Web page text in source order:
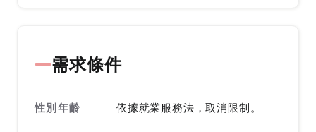
需求條件
性別年齡 依據就業服務法，取消限制。